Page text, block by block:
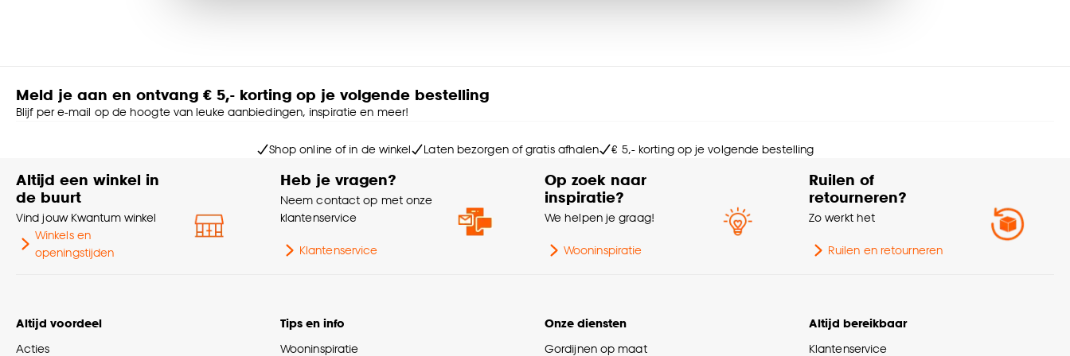
Meld je aan en ontvang € 5,- korting op je volgende bestelling
Blijf per e-mail op de hoogte van leuke aanbiedingen, inspiratie en meer!
Shop online of in de winkel Laten bezorgen of gratis afhalen € 5,- korting op je volgende bestelling
Altijd een winkel in
de buurt
Vind jouw Kwantum winkel
Winkels en
openingstijden
Heb je vragen?
Neem contact op met onze
klantenservice
Klantenservice
Op zoek naar
inspiratie?
We helpen je graag!
Wooninspiratie
Ruilen of
retourneren?
Zo werkt het
Ruilen en retourneren
Altijd voordeel
Acties
Tips en info
Wooninspiratie
Onze diensten
Gordijnen op maat
Altijd bereikbaar
Klantenservice